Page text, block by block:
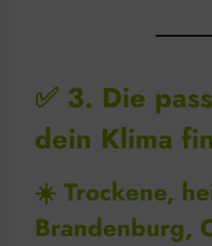
✅ 3. Die
dein Klima
☀️ Trockene,
Brandenburg,